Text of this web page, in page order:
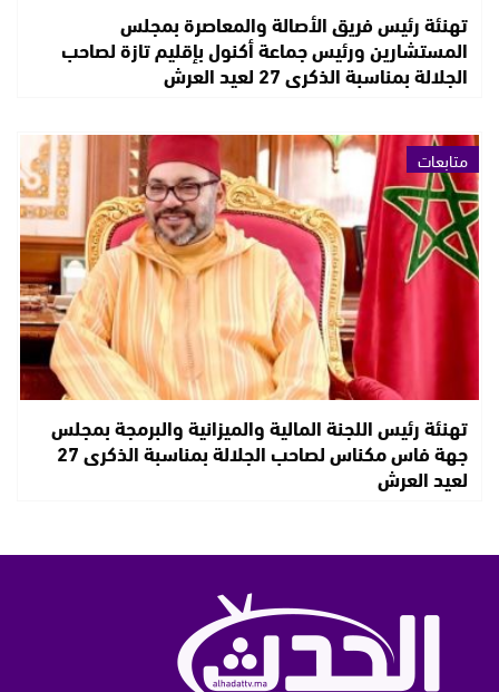
تهنئة رئيس فريق الأصالة والمعاصرة بمجلس
المستشارين ورئيس جماعة أكنول بإقليم تازة لصاحب
الجلالة بمناسبة الذكرى 27 لعيد العرش
متابعات
تهنئة رئيس اللجنة المالية والميزانية والبرمجة بمجلس
جهة فاس مكناس لصاحب الجلالة بمناسبة الذكرى 27
لعيد العرش